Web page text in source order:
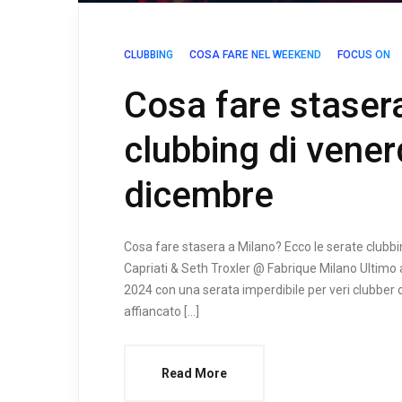
CLUBBING COSA FARE NEL WEEKEND FOCUS ON
Cosa fare
clubbing di
dicembre
Cosa fare stasera a Milano? Ecco le serate
Capriati & Seth Troxler @ Fabrique Milano
2024 con una serata imperdibile per veri
affiancato […]
Read More